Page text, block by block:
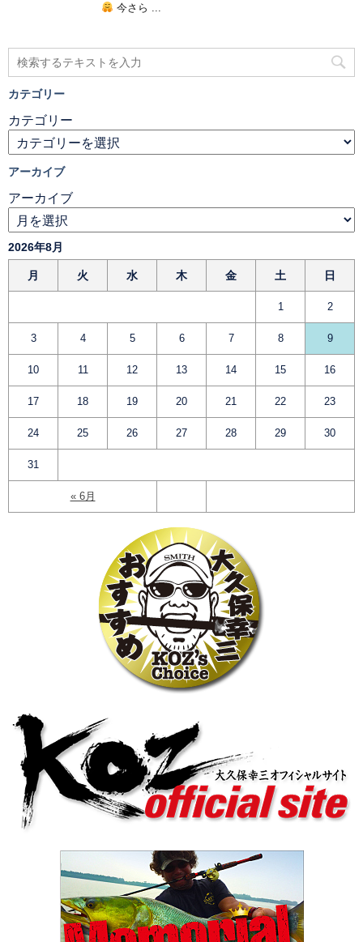
今さら ...
カテゴリー
カテゴリー
アーカイブ
アーカイブ
2026年8月
月 火 水 木 金 土 日
« 6月
1 2
3 4 5 6 7 8 9
10 11 12 13 14 15 16
17 18 19 20 21 22 23
24 25 26 27 28 29 30
31